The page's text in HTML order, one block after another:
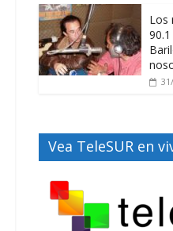
Los
Vea TeleSUR en